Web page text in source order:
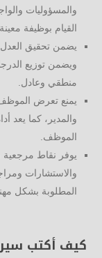
والمسؤوليات
القيام بوظيفة معينة.
يضمن تحقيق العدل
ويضمن توزيع
منطقي وعادل.
يمنع تعرض
والمدير، كما يعد
الموظف.
يوفر نقاط مرجعية
والاستشارات
المطلوبة بشكل
كيف أكتب